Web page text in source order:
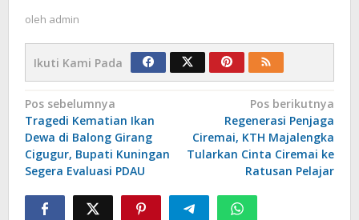
oleh admin
Ikuti Kami Pada
Navigasi
pos
Pos sebelumnya
Tragedi Kematian Ikan
Dewa di Balong Girang
Cigugur, Bupati Kuningan
Segera Evaluasi PDAU
Pos berikutnya
Regenerasi Penjaga
Ciremai, KTH Majalengka
Tularkan Cinta Ciremai ke
Ratusan Pelajar